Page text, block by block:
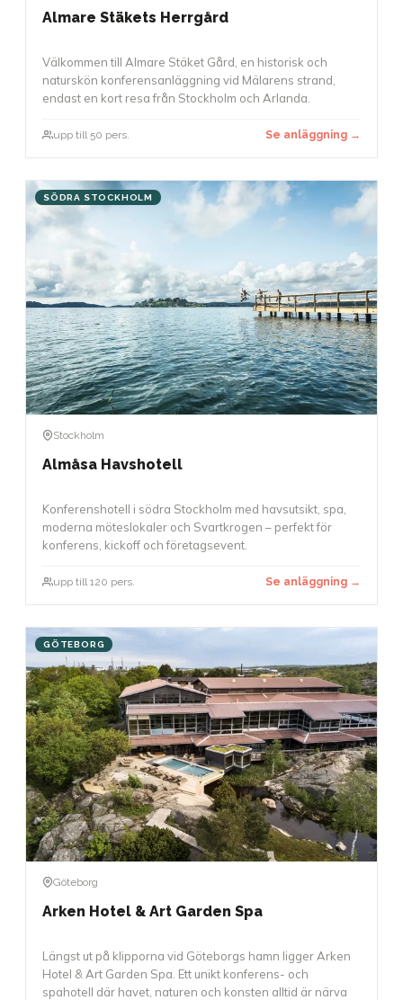
Almare Stäkets Herrgård
Välkommen till Almare Stäket Gård, en historisk och
naturskön konferensanläggning vid Mälarens strand,
endast en kort resa från Stockholm och Arlanda.
upp till 50 pers. Se anläggning →
SÖDRA STOCKHOLM
Stockholm
Almåsa Havshotell
Konferenshotell i södra Stockholm med havsutsikt, spa,
moderna möteslokaler och Svartkrogen – perfekt för
konferens, kickoff och företagsevent.
upp till 120 pers. Se anläggning →
GÖTEBORG
Göteborg
Arken Hotel & Art Garden Spa
Längst ut på klipporna vid Göteborgs hamn ligger Arken
Hotel & Art Garden Spa. Ett unikt konferens- och
spahotell där havet, naturen och konsten alltid är närva